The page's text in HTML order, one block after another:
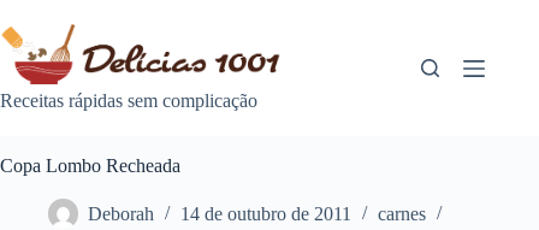
para
conteúdo
Receitas rápidas sem complicação
Copa Lombo Recheada
Deborah 14 de outubro de 2011
carnes